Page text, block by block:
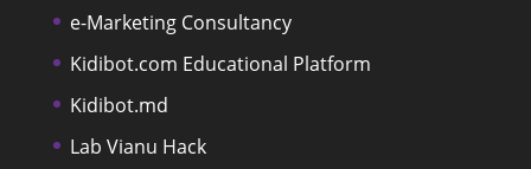
e-Marketing Consultancy
Kidibot.com Educational Platform
Kidibot.md
Lab Vianu Hack